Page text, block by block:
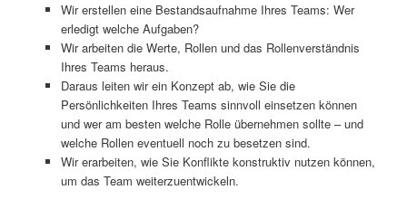
Wir erstellen eine Bestandsaufnahme Ihres Teams: Wer
erledigt welche Aufgaben?
Wir arbeiten die Werte, Rollen und das Rollenverständnis
Ihres Teams heraus.
Daraus leiten wir ein Konzept ab, wie Sie die
Persönlichkeiten Ihres Teams sinnvoll einsetzen können
und wer am besten welche Rolle übernehmen sollte – und
welche Rollen eventuell noch zu besetzen sind.
Wir erarbeiten, wie Sie Konflikte konstruktiv nutzen können,
um das Team weiterzuentwickeln.